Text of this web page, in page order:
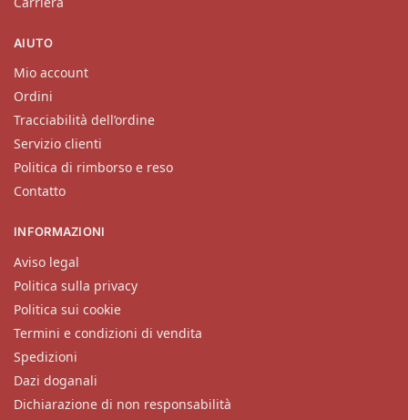
AIUTO
Mio account
Ordini
Tracciabilità dell’ordine
Servizio clienti
Politica di rimborso e reso
Contatto
INFORMAZIONI
Aviso legal
Politica sulla privacy
Politica sui cookie
Termini e condizioni di vendita
Spedizioni
Dazi doganali
Dichiarazione di non responsabilità